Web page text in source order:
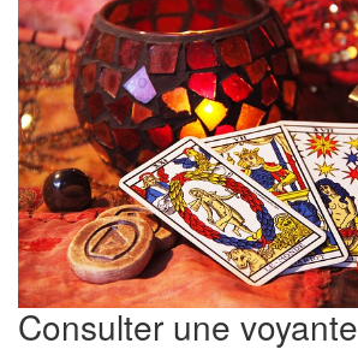
Consulter une voyante